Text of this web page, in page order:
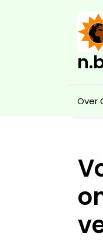
Over